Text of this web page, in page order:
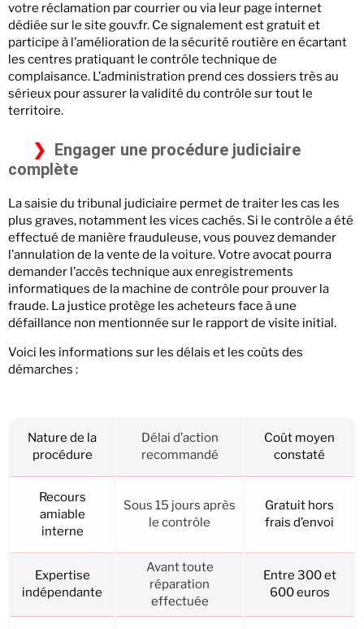
votre réclamation par courrier ou via leur page internet
dédiée sur le site gouv.fr. Ce signalement est gratuit et
participe à l’amélioration de la sécurité routière en écartant
les centres pratiquant le contrôle technique de
complaisance. L’administration prend ces dossiers très au
sérieux pour assurer la validité du contrôle sur tout le
territoire.
Engager une procédure judiciaire
complète
La saisie du tribunal judiciaire permet de traiter les cas les
plus graves, notamment les vices cachés. Si le contrôle a été
effectué de manière frauduleuse, vous pouvez demander
l’annulation de la vente de la voiture. Votre avocat pourra
demander l’accès technique aux enregistrements
informatiques de la machine de contrôle pour prouver la
fraude. La justice protège les acheteurs face à une
défaillance non mentionnée sur le rapport de visite initial.
Voici les informations sur les délais et les coûts des
démarches :
Nature de la
procédure
Délai d’action
recommandé
Coût moyen
constaté
Recours
amiable
interne
Sous 15 jours après
le contrôle
Gratuit hors
frais d’envoi
Expertise
indépendante
Avant toute
réparation
effectuée
Entre 300 et
600 euros